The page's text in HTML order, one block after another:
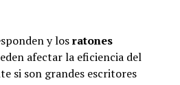
y losratones
afectar la eficiencia del
si son grandes escritores